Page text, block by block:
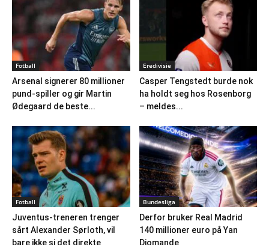
Fotball
Arsenal signerer 80 millioner
pund-spiller og gir Martin
Ødegaard de beste...
Eredivisie
Casper Tengstedt burde nok
ha holdt seg hos Rosenborg
– meldes...
Fotball
Juventus-treneren trenger
sårt Alexander Sørloth, vil
bare ikke si det direkte
Bundesliga
Derfor bruker Real Madrid
140 millioner euro på Yan
Diomande